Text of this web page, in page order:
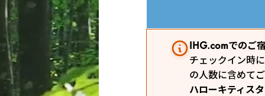
IHG.comでのご
チェックイン時
の人数に含めて
ハローキティス